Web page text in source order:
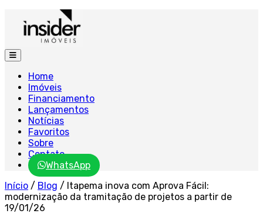
Home
Imóveis
Financiamento
Lançamentos
Notícias
Favoritos
Sobre
Contato
WhatsApp
Início / Blog / Itapema inova com Aprova Fácil:
modernização da tramitação de projetos a partir de
19/01/26